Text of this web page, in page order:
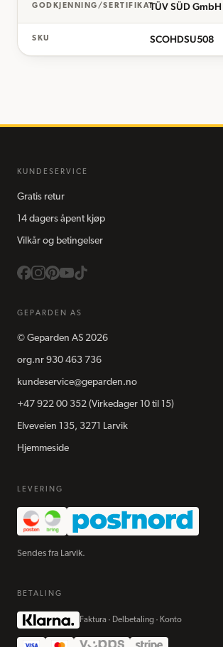
GODKJENNING/SERTIFIKATTÜV SÜD GmbH
SKU SCOHDSU508
KUNDESERVICE
Gratis retur
14 dagers åpent kjøp
Vilkår og betingelser
GEPARDEN AS
© Geparden AS 2026
org.nr 930 463 736
kundeservice@geparden.no
+47 922 00 352 (Virkedager 10 til 15)
Elveveien 135, 3271 Larvik
Hjemmeside
LEVERING
Sendes fra Larvik.
BETALING
Faktura · Delbetaling · Konto